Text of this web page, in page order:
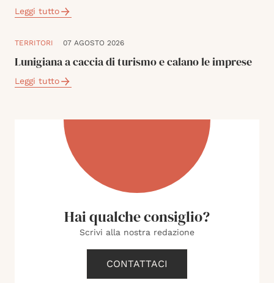
Leggi tutto
TERRITORI 07 AGOSTO 2026
Lunigiana a caccia di turismo e calano le imprese
Leggi tutto
Hai qualche consiglio?
Scrivi alla nostra redazione
CONTATTACI